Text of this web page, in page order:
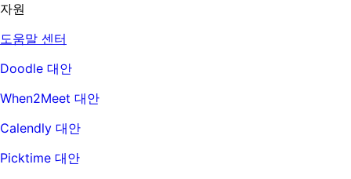
자원
도움말 센터
Doodle 대안
When2Meet 대안
Calendly 대안
Picktime 대안